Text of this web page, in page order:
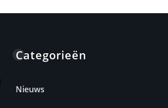
Categorieën
Nieuws